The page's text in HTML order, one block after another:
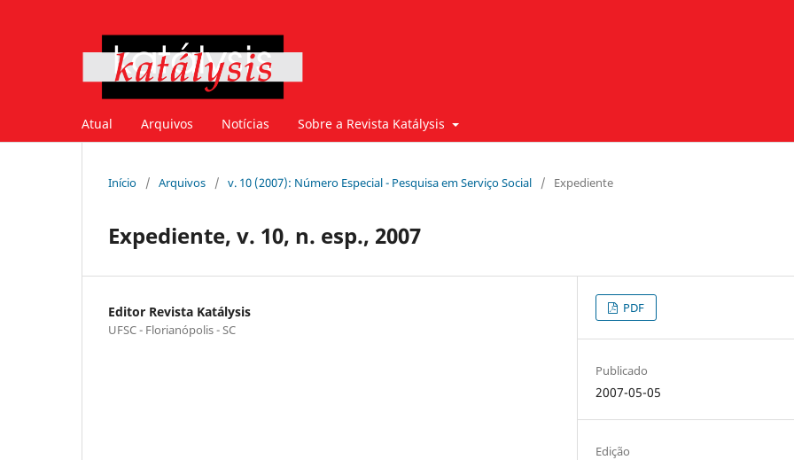
Atual Arquivos Notícias Sobre a Revista Katálysis
Início / Arquivos / v. 10 (2007): Número Especial - Pesquisa em Serviço Social / Expediente
Expediente, v. 10, n. esp., 2007
Editor Revista Katálysis
UFSC - Florianópolis - SC
PDF
Publicado
2007-05-05
Edição